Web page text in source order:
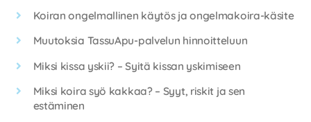
Koiran ongelmallinen käytös ja ongelmakoira-käsite
Muutoksia TassuApu-palvelun hinnoitteluun
Miksi kissa yskii? – Syitä kissan yskimiseen
Miksi koira syö kakkaa? – Syyt, riskit ja sen
estäminen